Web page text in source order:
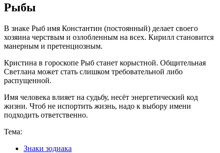
Рыбы
В знаке Рыб имя Константин (постоянный) делает своего
хозяина черствым и озлобленным на всех. Кирилл становится
манерным и претенциозным.
Кристина в гороскопе Рыб станет корыстной. Общительная
Светлана может стать слишком требовательной либо
распущенной.
Имя человека влияет на судьбу, несёт энергетический код
жизни. Чтоб не испортить жизнь, надо к выбору имени
подходить ответственно.
Тема:
Знаки зодиака